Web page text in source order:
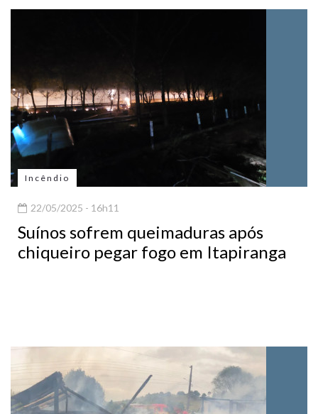
Incêndio
22/05/2025 - 16h11
Suínos sofrem queimaduras após
chiqueiro pegar fogo em Itapiranga